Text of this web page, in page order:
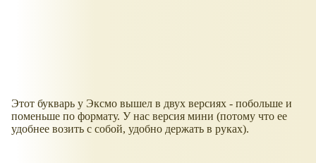
Этот букварь у Эксмо вышел в двух версиях - побольше и
поменьше по формату. У нас версия мини (потому что ее
удобнее возить с собой, удобно держать в руках).